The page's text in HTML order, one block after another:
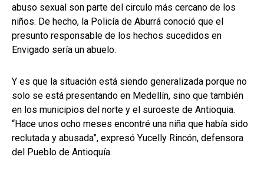
abuso sexual son parte del circulo más cercano de los
niños. De hecho, la Policía de Aburrá conoció que el
presunto responsable de los hechos sucedidos en
Envigado sería un abuelo.
Y es que la situación está siendo generalizada porque no
solo se está presentando en Medellín, sino que también
en los municipios del norte y el suroeste de Antioquia.
“Hace unos ocho meses encontré una niña que había sido
reclutada y abusada”, expresó Yucelly Rincón, defensora
del Pueblo de Antioquía.